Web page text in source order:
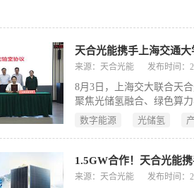
天合光能携手上海交通
来源：天合光能 发布时间：
8月3日，上海交大联合天
聚焦光储氢融合、绿色算
术，推动成果产业化，培
数字能源 光储氢
1.5GW合作！天合光能
来源：天合光能 发布时间：